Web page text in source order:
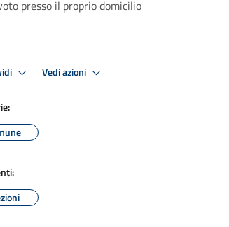
presso il proprio domicilio
Vedi azioni